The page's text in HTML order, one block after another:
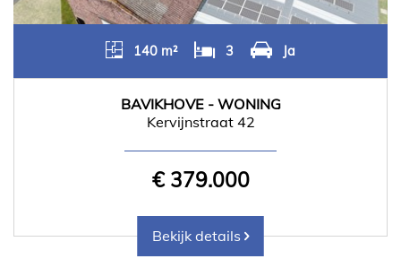
140 m² 3 Ja
BAVIKHOVE - WONING
Kervijnstraat 42
€ 379.000
Bekijk details